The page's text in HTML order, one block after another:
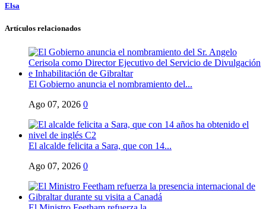
Elsa
Artículos relacionados
El Gobierno anuncia el nombramiento del...
Ago 07, 2026 0
El alcalde felicita a Sara, que con 14...
Ago 07, 2026 0